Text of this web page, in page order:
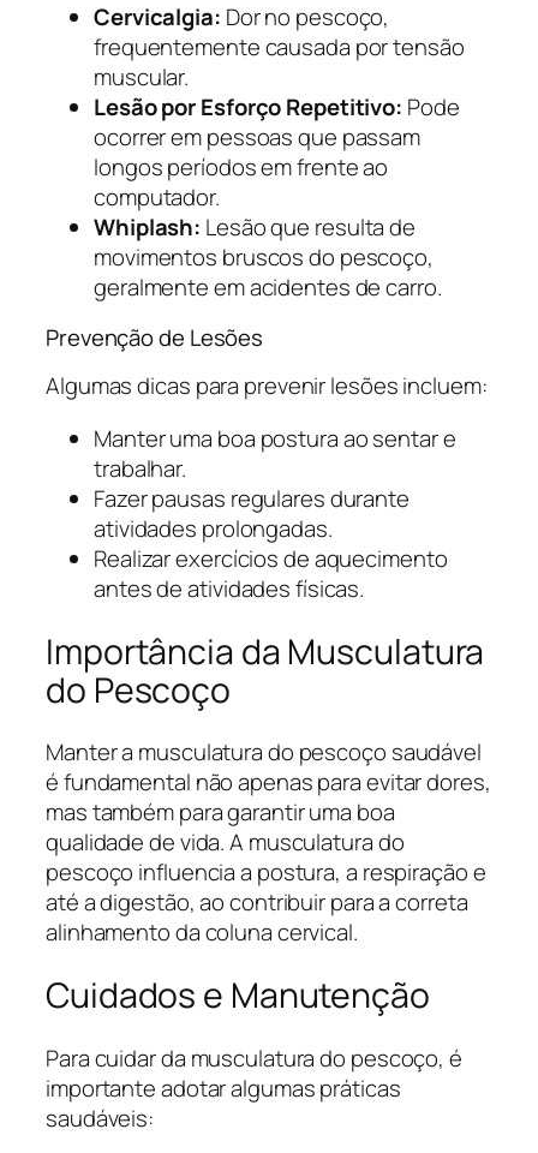
Cervicalgia: Dor no pescoço,
frequentemente causada por tensão
muscular.
Lesão por Esforço Repetitivo: Pode
ocorrer em pessoas que passam
longos períodos em frente ao
computador.
Whiplash: Lesão que resulta de
movimentos bruscos do pescoço,
geralmente em acidentes de carro.
Prevenção de Lesões
Algumas dicas para prevenir lesões incluem:
Manter uma boa postura ao sentar e
trabalhar.
Fazer pausas regulares durante
atividades prolongadas.
Realizar exercícios de aquecimento
antes de atividades físicas.
Importância da Musculatura
do Pescoço
Manter a musculatura do pescoço saudável
é fundamental não apenas para evitar dores,
mas também para garantir uma boa
qualidade de vida. A musculatura do
pescoço influencia a postura, a respiração e
até a digestão, ao contribuir para a correta
alinhamento da coluna cervical.
Cuidados e Manutenção
Para cuidar da musculatura do pescoço, é
importante adotar algumas práticas
saudáveis: